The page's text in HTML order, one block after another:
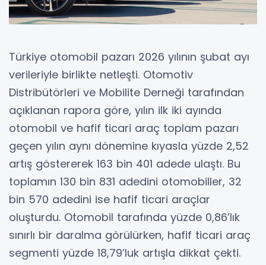
Türkiye otomobil pazarı 2026 yılının şubat ayı
verileriyle birlikte netleşti. Otomotiv
Distribütörleri ve Mobilite Derneği tarafından
açıklanan rapora göre, yılın ilk iki ayında
otomobil ve hafif ticari araç toplam pazarı
geçen yılın aynı dönemine kıyasla yüzde 2,52
artış göstererek 163 bin 401 adede ulaştı. Bu
toplamın 130 bin 831 adedini otomobiller, 32
bin 570 adedini ise hafif ticari araçlar
oluşturdu. Otomobil tarafında yüzde 0,86’lık
sınırlı bir daralma görülürken, hafif ticari araç
segmenti yüzde 18,79’luk artışla dikkat çekti.